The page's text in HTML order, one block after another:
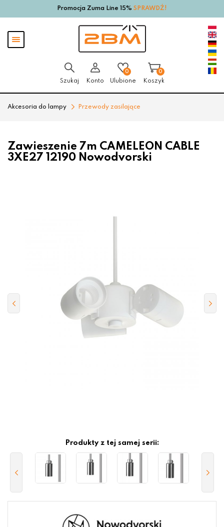
Przejdź
głównego
Przejdź
menu
stopce
Promocja Zuma Line 15% SPRAWDŹ!
Pokaż
menu
Szukaj Konto
0
Ulubione
0
Koszyk
Akcesoria do lampy Przewody zasilające
Zawieszenie 7m CAMELEON CABLE
3XE27 12190 Nowodvorski
Produkty z tej samej serii: